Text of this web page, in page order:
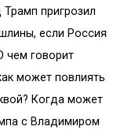
пригрозил
если Россия
чем говорит
может повлиять
Когда может
с Владимиром